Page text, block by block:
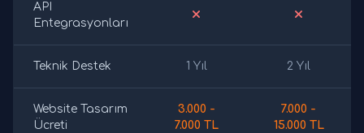
API
Entegrasyonları
Teknik Destek 1 Yıl 2 Yıl
Website Tasarım
Ücreti
3.000 -
7.000 TL
7.000 -
15.000 TL